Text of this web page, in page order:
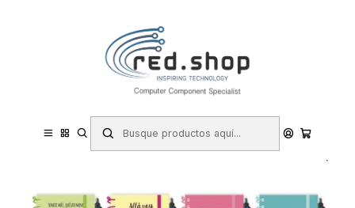
Haga Click Aqui
Papelería y Material de oficina Material escolar y educativo
Agendas escolares
Ingraf Expositor de 12 Agendas Escolares 25/26 Espiral Dia Pagina
con Boligrafo - Tamaño 8º - Tapa Carton Forrada con Detalles en